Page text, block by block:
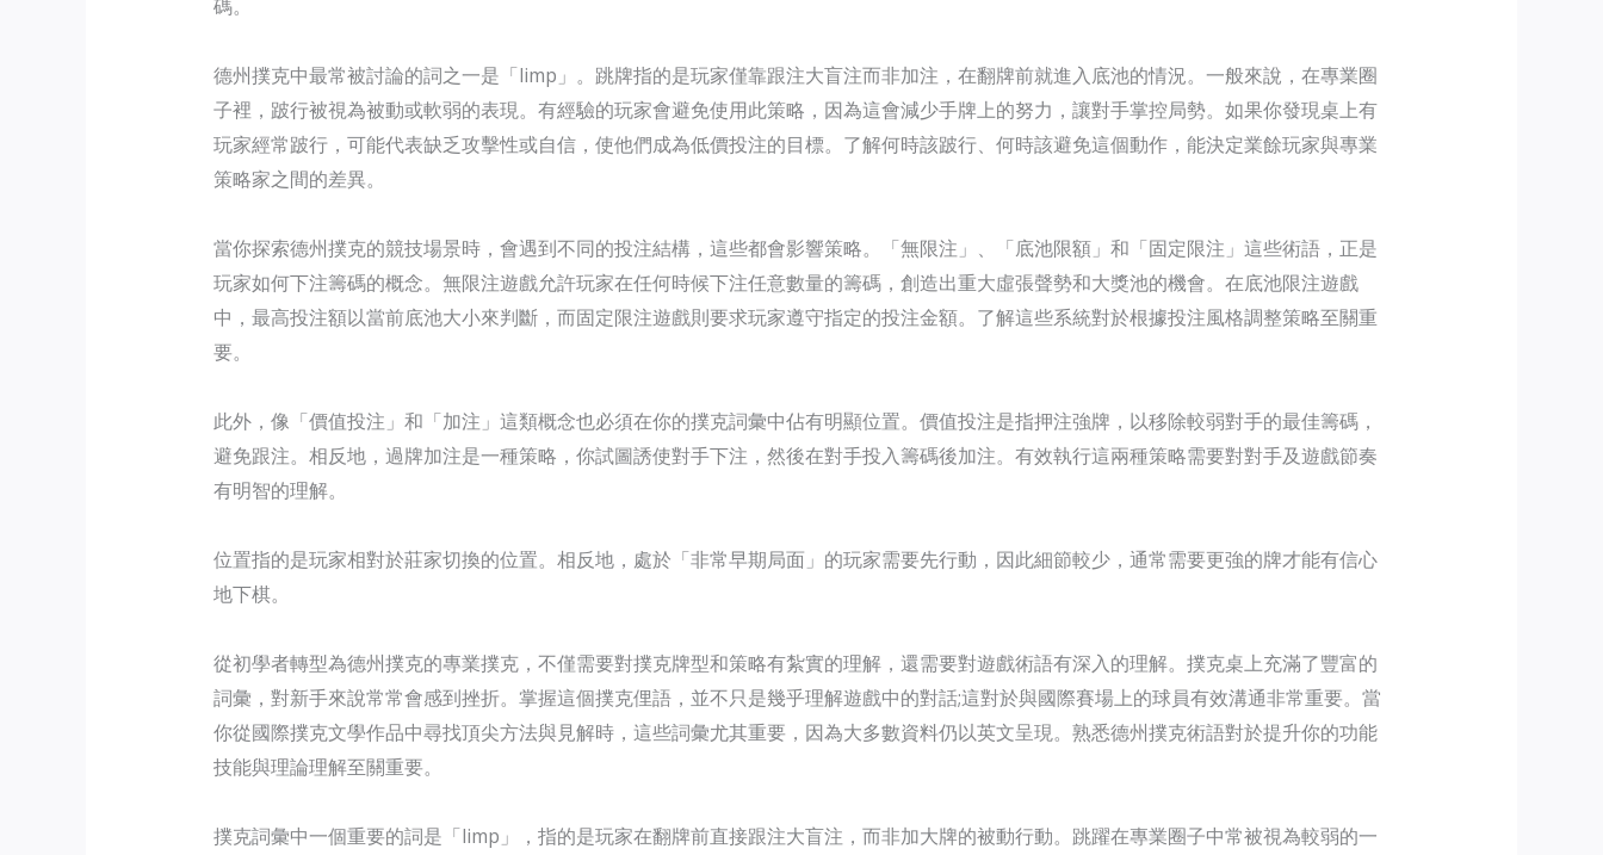
碼。
德州撲克中最常被討論的詞之一是「limp」。跳牌指的是玩家僅靠跟注大盲注而非加注，在翻牌前就進入底池的情況。一般來說，在專業圈
子裡，跛行被視為被動或軟弱的表現。有經驗的玩家會避免使用此策略，因為這會減少手牌上的努力，讓對手掌控局勢。如果你發現桌上有
玩家經常跛行，可能代表缺乏攻擊性或自信，使他們成為低價投注的目標。了解何時該跛行、何時該避免這個動作，能決定業餘玩家與專業
策略家之間的差異。
當你探索德州撲克的競技場景時，會遇到不同的投注結構，這些都會影響策略。「無限注」、「底池限額」和「固定限注」這些術語，正是
玩家如何下注籌碼的概念。無限注遊戲允許玩家在任何時候下注任意數量的籌碼，創造出重大虛張聲勢和大獎池的機會。在底池限注遊戲
中，最高投注額以當前底池大小來判斷，而固定限注遊戲則要求玩家遵守指定的投注金額。了解這些系統對於根據投注風格調整策略至關重
要。
此外，像「價值投注」和「加注」這類概念也必須在你的撲克詞彙中佔有明顯位置。價值投注是指押注強牌，以移除較弱對手的最佳籌碼，
避免跟注。相反地，過牌加注是一種策略，你試圖誘使對手下注，然後在對手投入籌碼後加注。有效執行這兩種策略需要對對手及遊戲節奏
有明智的理解。
位置指的是玩家相對於莊家切換的位置。相反地，處於「非常早期局面」的玩家需要先行動，因此細節較少，通常需要更強的牌才能有信心
地下棋。
從初學者轉型為德州撲克的專業撲克，不僅需要對撲克牌型和策略有紮實的理解，還需要對遊戲術語有深入的理解。撲克桌上充滿了豐富的
詞彙，對新手來說常常會感到挫折。掌握這個撲克俚語，並不只是幾乎理解遊戲中的對話;這對於與國際賽場上的球員有效溝通非常重要。當
你從國際撲克文學作品中尋找頂尖方法與見解時，這些詞彙尤其重要，因為大多數資料仍以英文呈現。熟悉德州撲克術語對於提升你的功能
技能與理論理解至關重要。
撲克詞彙中一個重要的詞是「limp」，指的是玩家在翻牌前直接跟注大盲注，而非加大牌的被動行動。跳躍在專業圈子中常被視為較弱的一